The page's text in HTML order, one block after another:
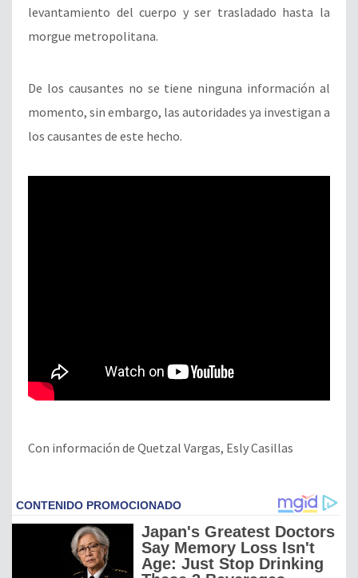
levantamiento del cuerpo y ser trasladado hasta la
morgue metropolitana.
De los causantes no se tiene ninguna información al
momento, sin embargo, las autoridades ya investigan a
los causantes de este hecho.
Con información de Quetzal Vargas, Esly Casillas